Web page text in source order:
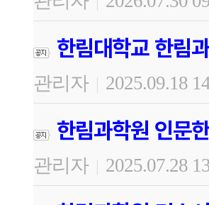
한림대학교 한림
관리자 | 2025.09.18
한림과학원 인문
관리자 | 2025.07.28